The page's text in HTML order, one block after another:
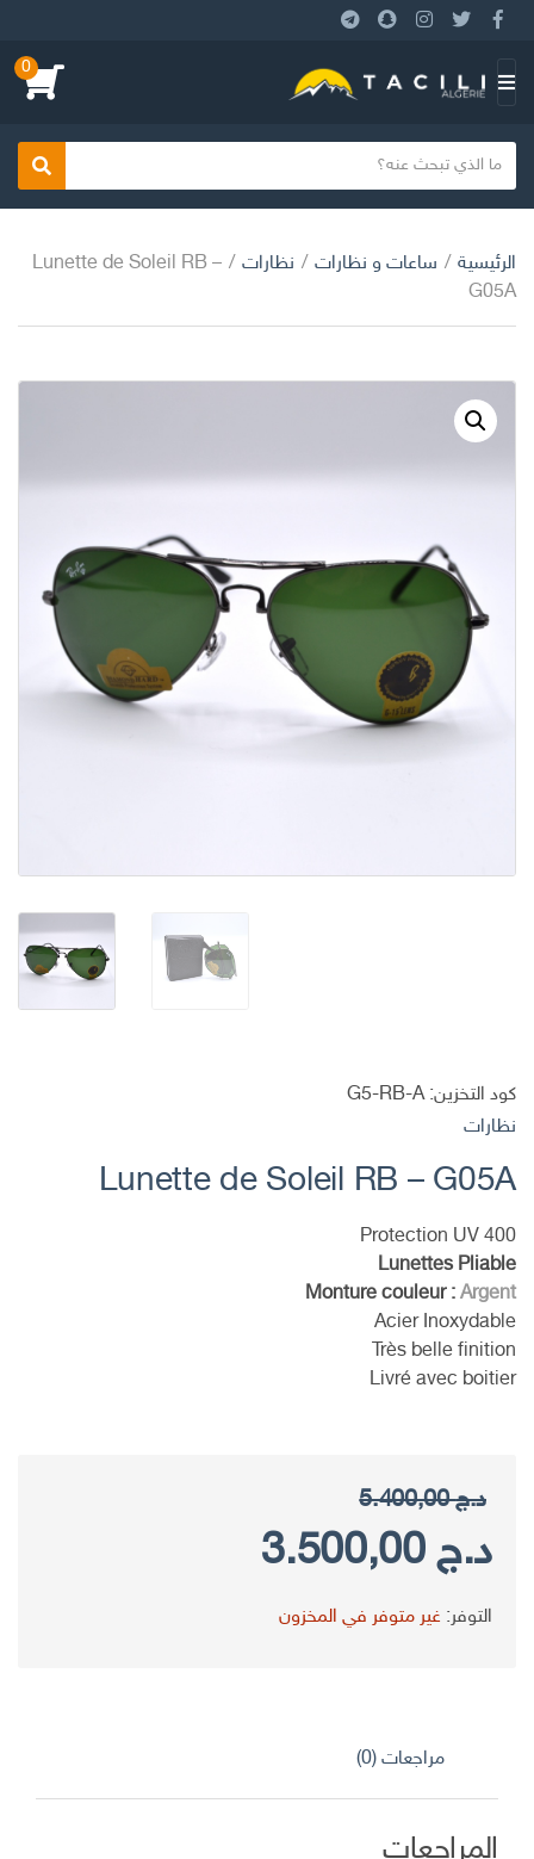
س
ص
ا
بحث
0
الرئيسية / ساعات و نظارات / نظارات /
Lunette de Soleil RB –
G05A
كود التخزين:G5-RB-A
نظارات
Lunette de Soleil RB – G05A
Protection UV 400
Lunettes Pliable
Monture couleur :Argent
Acier Inoxydable
Très belle finition
Livré avec boitier
د.ج5.400,00
السعر
الأصلي
د.ج3.500,00
السعر
الحالي
التوفر:غير متوفر في المخزون
مراجعات (0)
المراجعات